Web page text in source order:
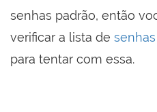
senhas padrão, então
verificar a lista de
para tentar com essa.